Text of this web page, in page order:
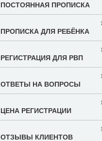
ПОСТОЯННАЯ ПРОПИСКА
ПРОПИСКА ДЛЯ РЕБЁНКА
РЕГИСТРАЦИЯ ДЛЯ РВП
ОТВЕТЫ НА ВОПРОСЫ
ЦЕНА РЕГИСТРАЦИИ
ОТЗЫВЫ КЛИЕНТОВ